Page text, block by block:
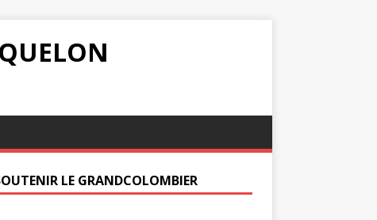
LE GRANDCOLOMBIER